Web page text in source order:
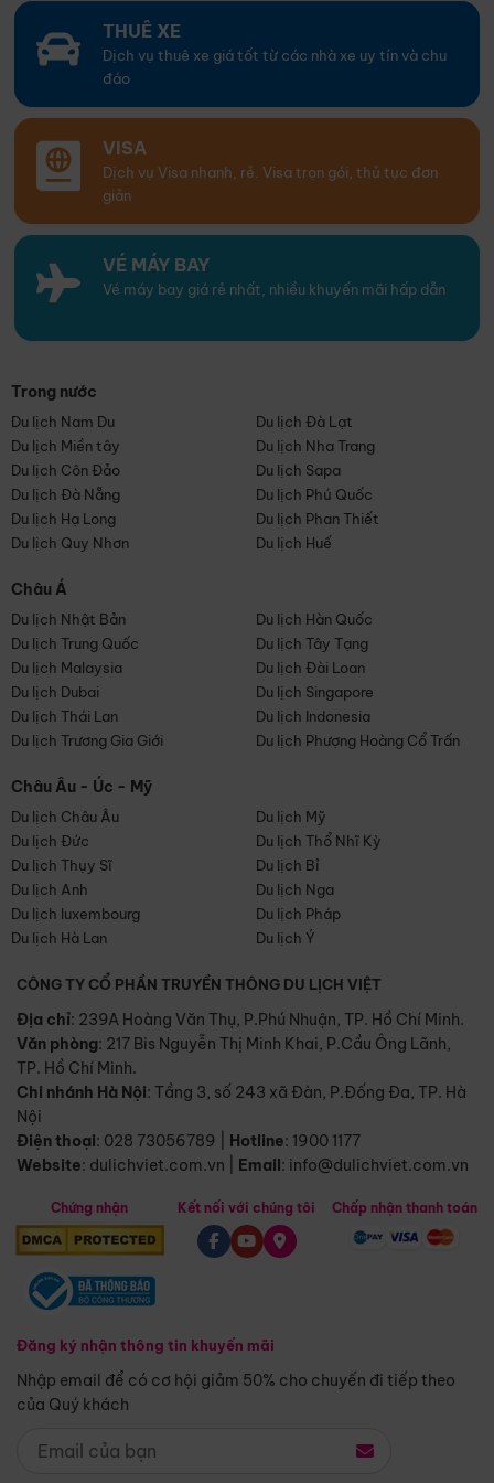
THUÊ XE
Dịch vụ thuê xe giá tốt từ các nhà xe uy tín và chu
đáo
VISA
Dịch vụ Visa nhanh, rẻ. Visa trọn gói, thủ tục đơn
giản
VÉ MÁY BAY
Vé máy bay giá rẻ nhất, nhiều khuyến mãi hấp dẫn
Trong nước
Du lịch Nam Du
Du lịch Đà Lạt
Du lịch Miền tây
Du lịch Nha Trang
Du lịch Côn Đảo
Du lịch Sapa
Du lịch Đà Nẵng
Du lịch Phú Quốc
Du lịch Hạ Long
Du lịch Phan Thiết
Du lịch Quy Nhơn
Du lịch Huế
Châu Á
Du lịch Nhật Bản
Du lịch Hàn Quốc
Du lịch Trung Quốc
Du lịch Tây Tạng
Du lịch Malaysia
Du lịch Đài Loan
Du lịch Dubai
Du lịch Singapore
Du lịch Thái Lan
Du lịch Indonesia
Du lịch Trương Gia Giới
Du lịch Phượng Hoàng Cổ Trấn
Châu Âu - Úc - Mỹ
Du lịch Châu Âu
Du lịch Mỹ
Du lịch Đức
Du lịch Thổ Nhĩ Kỳ
Du lịch Thụy Sĩ
Du lịch Bỉ
Du lịch Anh
Du lịch Nga
Du lịch luxembourg
Du lịch Pháp
Du lịch Hà Lan
Du lịch Ý
CÔNG TY CỔ PHẦN TRUYỀN THÔNG DU LỊCH VIỆT
Địa chỉ: 239A Hoàng Văn Thụ, P.Phú Nhuận, TP. Hồ Chí Minh.
Văn phòng: 217 Bis Nguyễn Thị Minh Khai, P.Cầu Ông Lãnh,
TP. Hồ Chí Minh.
Chi nhánh Hà Nội: Tầng 3, số 243 xã Đàn, P.Đống Đa, TP. Hà
Nội
Điện thoại: 028 73056789 Hotline: 1900 1177
Website: dulichviet.com.vn Email: info@dulichviet.com.vn
Chứng nhận
Đăng ký nhận thông tin khuyến mãi
Nhập email để có cơ hội giảm 50% cho chuyến đi tiếp theo
của Quý khách
Kết nối với chúng tôi Chấp nhận thanh toán